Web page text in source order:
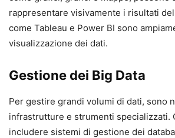
rappresentare visivamente i risultati
come Tableau e Power BI sono
visualizzazione dei dati.
Gestione dei Big Data
Per gestire grandi volumi di dati, sono
infrastrutture e strumenti specializzati.
includere sistemi di gestione dei